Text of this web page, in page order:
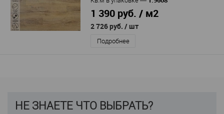
1 390 руб. / м2
2 726 руб. / шт
Подробнее
НЕ ЗНАЕТЕ ЧТО ВЫБРАТЬ?